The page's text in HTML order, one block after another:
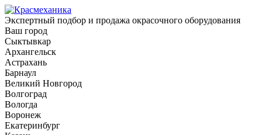
Экспертный подбор и продажа окрасочного оборудования
Ваш город
Сыктывкар
Архангельск
Астрахань
Барнаул
Великий Новгород
Волгоград
Вологда
Воронеж
Екатеринбург